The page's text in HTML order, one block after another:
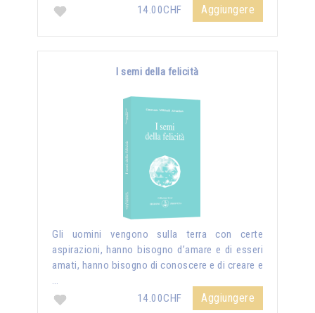
14.00CHF
Aggiungere
I semi della felicità
Gli uomini vengono sulla terra con certe
aspirazioni, hanno bisogno d’amare e di esseri
amati, hanno bisogno di conoscere e di creare e
…
14.00CHF
Aggiungere